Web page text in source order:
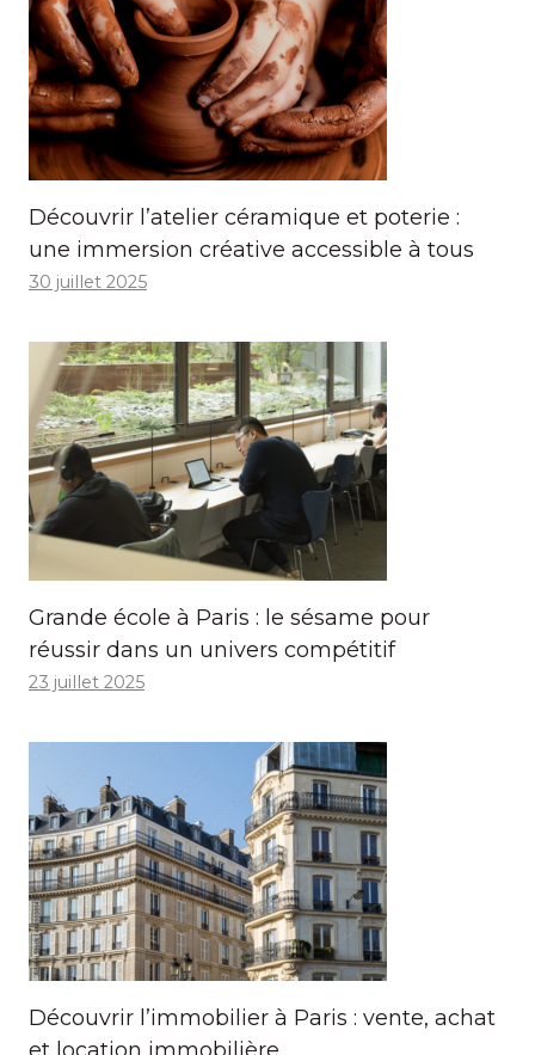
Découvrir l’atelier céramique et poterie :
une immersion créative accessible à tous
30 juillet 2025
Grande école à Paris : le sésame pour
réussir dans un univers compétitif
23 juillet 2025
Découvrir l’immobilier à Paris : vente, achat
et location immobilière